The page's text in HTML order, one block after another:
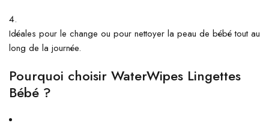
Idéales pour le change ou pour nettoyer la peau de bébé tout au
long de la journée.
Pourquoi choisir WaterWipes Lingettes
Bébé ?